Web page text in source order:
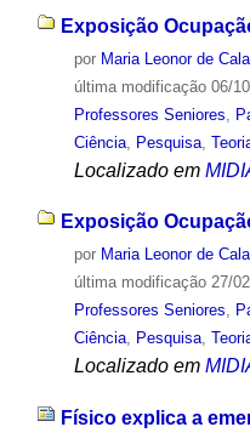
Exposição
por Maria Leonor de
última modificação06/
Professores Seniores
Ciência, Pesquisa,
Localizado em
Exposição
por Maria Leonor de
última modificação27/
Professores Seniores,
Ciência, Pesquisa,
Localizado em
Físico explica a